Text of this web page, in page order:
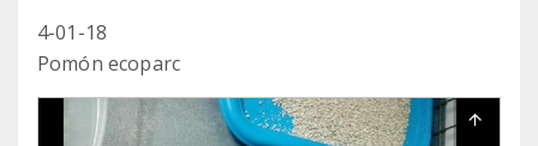
4-01-18
Pomón ecoparc